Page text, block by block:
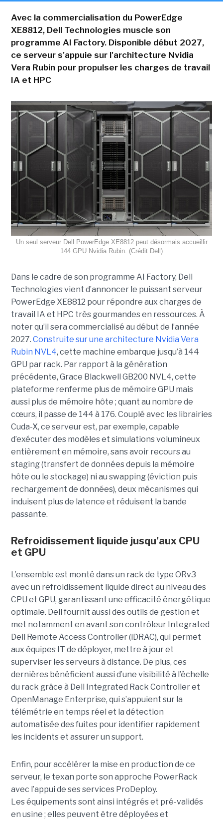
Avec la commercialisation du PowerEdge
XE8812, Dell Technologies muscle son
programme AI Factory. Disponible début 2027,
ce serveur s'appuie sur l'architecture Nvidia
Vera Rubin pour propulser les charges de travail
IA et HPC
Un seul serveur Dell PowerEdge XE8812 peut désormais accueillir
144 GPU Nvidia Rubin. (Crédit Dell)
Dans le cadre de son programme AI Factory, Dell
Technologies vient d’annoncer le puissant serveur
PowerEdge XE8812 pour répondre aux charges de
travail IA et HPC très gourmandes en ressources. À
noter qu’il sera commercialisé au début de l’année
2027. Construite sur une architecture Nvidia Vera
Rubin NVL4, cette machine embarque jusqu’à 144
GPU par rack. Par rapport à la génération
précédente, Grace Blackwell GB200 NVL4, cette
plateforme renferme plus de mémoire GPU mais
aussi plus de mémoire hôte ; quant au nombre de
cœurs, il passe de 144 à 176. Couplé avec les librairies
Cuda-X, ce serveur est, par exemple, capable
d’exécuter des modèles et simulations volumineux
entièrement en mémoire, sans avoir recours au
staging (transfert de données depuis la mémoire
hôte ou le stockage) ni au swapping (éviction puis
rechargement de données), deux mécanismes qui
induisent plus de latence et réduisent la bande
passante.
Refroidissement liquide jusqu’aux CPU
et GPU
L’ensemble est monté dans un rack de type ORv3
avec un refroidissement liquide direct au niveau des
CPU et GPU, garantissant une efficacité énergétique
optimale. Dell fournit aussi des outils de gestion et
met notamment en avant son contrôleur Integrated
Dell Remote Access Controller (iDRAC), qui permet
aux équipes IT de déployer, mettre à jour et
superviser les serveurs à distance. De plus, ces
dernières bénéficient aussi d’une visibilité à l’échelle
du rack grâce à Dell Integrated Rack Controller et
OpenManage Enterprise, qui s’appuient sur la
télémétrie en temps réel et la détection
automatisée des fuites pour identifier rapidement
les incidents et assurer un support.
Enfin, pour accélérer la mise en production de ce
serveur, le texan porte son approche PowerRack
avec l’appui de ses services ProDeploy.
Les équipements sont ainsi intégrés et pré-validés
en usine ; elles peuvent être déployées et